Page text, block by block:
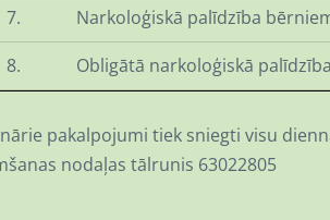
7.
Narkoloģiskā palīdzība
8.
Obligātā narkoloģiskā
pakalpojumi tiek sniegti visu
nodaļas tālrunis 63022805